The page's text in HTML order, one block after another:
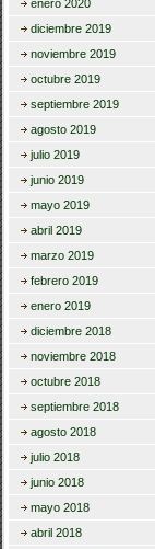
enero 2020
diciembre 2019
noviembre 2019
octubre 2019
septiembre 2019
agosto 2019
julio 2019
junio 2019
mayo 2019
abril 2019
marzo 2019
febrero 2019
enero 2019
diciembre 2018
noviembre 2018
octubre 2018
septiembre 2018
agosto 2018
julio 2018
junio 2018
mayo 2018
abril 2018